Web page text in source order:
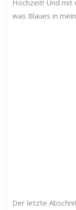
Hochzeit! Und mit
was Blaues in
Der letzte